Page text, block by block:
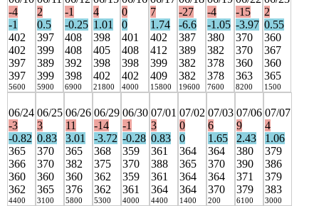
-4
-1
402
402
397
397
5600
2
0.5
397
399
389
399
5900
-1
-0.25
408
408
392
398
6900
4
1.01
398
405
398
402
21800
0
0
401
408
398
402
4000
7
1.74
402
412
399
409
15800
-27
-6.6
387
389
382
382
19600
-4
-1.05
380
382
378
378
7600
-15
-3.97
370
370
360
363
8200
2
0.55
360
367
360
365
1500
06/24
-3
-0.82
365
366
360
362
4400
06/25
3
0.83
370
370
360
365
3100
06/26
11
3.01
365
382
360
376
5800
06/29
-14
-3.72
368
375
362
362
5300
06/30
-1
-0.28
359
370
359
361
4000
07/01
3
0.83
361
388
361
364
4400
07/02
0
0
364
365
364
364
1400
07/03
6
1.65
364
370
364
370
200
07/06
9
2.43
380
390
371
379
6100
07/07
4
1.06
379
386
379
383
3000